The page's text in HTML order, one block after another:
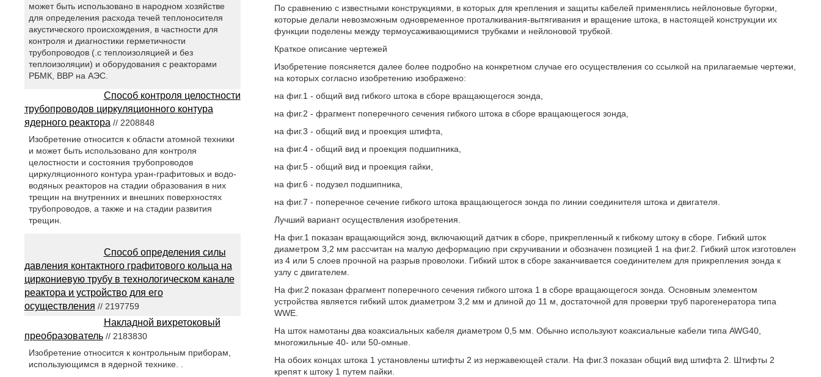
По сравнению с известными конструкциями, в которых для крепления и защиты кабелей применялись нейлоновые бугорки,
которые делали невозможным одновременное проталкивания-вытягивания и вращение штока, в настоящей конструкции их
функции поделены между термоусаживающимися трубками и нейлоновой трубкой.
Краткое описание чертежей
Изобретение поясняется далее более подробно на конкретном случае его осуществления со ссылкой на прилагаемые чертежи,
на которых согласно изобретению изображено:
на фиг.1 - общий вид гибкого штока в сборе вращающегося зонда,
на фиг.2 - фрагмент поперечного сечения гибкого штока в сборе вращающегося зонда,
на фиг.3 - общий вид и проекция штифта,
на фиг.4 - общий вид и проекция подшипника,
на фиг.5 - общий вид и проекция гайки,
на фиг.6 - подузел подшипника,
на фиг.7 - поперечное сечение гибкого штока вращающегося зонда по линии соединителя штока и двигателя.
Лучший вариант осуществления изобретения.
На фиг.1 показан вращающийся зонд, включающий датчик в сборе, прикрепленный к гибкому штоку в сборе. Гибкий шток
диаметром 3,2 мм рассчитан на малую деформацию при скручивании и обозначен позицией 1 на фиг.2. Гибкий шток изготовлен
из 4 или 5 слоев прочной на разрыв проволоки. Гибкий шток в сборе заканчивается соединителем для прикрепления зонда к
узлу с двигателем.
На фиг.2 показан фрагмент поперечного сечения гибкого штока 1 в сборе вращающегося зонда. Основным элементом
устройства является гибкий шток диаметром 3,2 мм и длиной до 11 м, достаточной для проверки труб парогенератора типа
WWE.
На шток намотаны два коаксиальных кабеля диаметром 0,5 мм. Обычно используют коаксиальные кабели типа AWG40,
многожильные 40- или 50-омные.
На обоих концах штока 1 установлены штифты 2 из нержавеющей стали. На фиг.3 показан общий вид штифта 2. Штифты 2
крепят к штоку 1 путем пайки.
может быть использовано в народном хозяйстве
для определения расхода течей теплоносителя
акустического происхождения, в частности для
контроля и диагностики герметичности
трубопроводов (.с теплоизоляцией и без
теплоизоляции) и оборудования с реакторами
РБМК, ВВР на АЭС.
Способ контроля целостности
трубопроводов циркуляционного контура
ядерного реактора // 2208848
Изобретение относится к области атомной техники
и может быть использовано для контроля
целостности и состояния трубопроводов
циркуляционного контура уран-графитовых и водо-
водяных реакторов на стадии образования в них
трещин на внутренних и внешних поверхностях
трубопроводов, а также и на стадии развития
трещин.
Способ определения силы
давления контактного графитового кольца на
циркониевую трубу в технологическом канале
реактора и устройство для его
осуществления // 2197759
Накладной вихретоковый
преобразователь// 2183830
Изобретение относится к контрольным приборам,
использующимся в ядерной технике. .